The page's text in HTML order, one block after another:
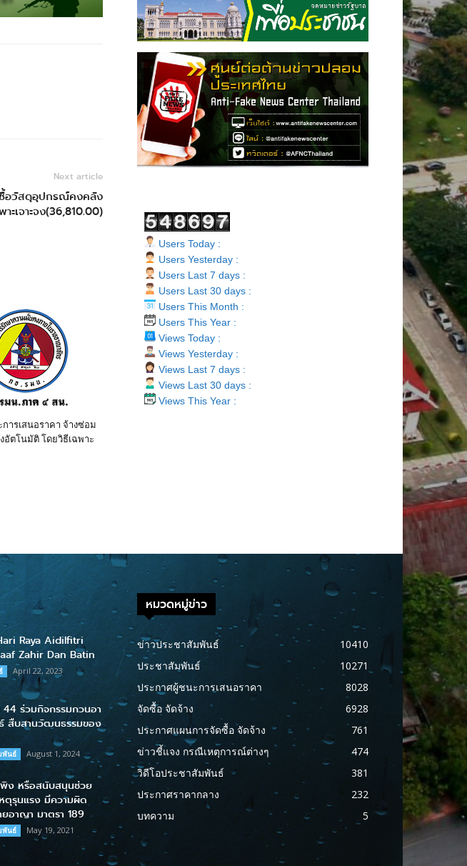
Next article
ซื้อวัสดุอุปกรณ์คงคลัง
าะเจาะจง(36,810.00)
ารเสนอราคา จ้างซ่อม
อัตโนมัติ โดยวิธีเฉพาะ
Users Today :
Users Yesterday :
Users Last 7 days :
Users Last 30 days :
Users This Month :
Users This Year :
Views Today :
Views Yesterday :
Views Last 7 days :
Views Last 30 days :
Views This Year :
Raya Aidilfitri
Zahir Dan Batin
April 22, 2023
44 ร่วมกิจกรรมกวนอา
สืบสานวัฒนธรรมของ
พันธ์ August 1, 2024
ง หรือสนับสนุนช่วย
ตุรุนแรง มีความผิด
อาญา มาตรา 189
พันธ์ May 19, 2021
หมวดหมู่ข่าว
ข่าวประชาสัมพันธ์
10410
ประชาสัมพันธ์
10271
ประกาศผู้ชนะการเสนอราคา
8028
จัดซื้อ จัดจ้าง
6928
ประกาศแผนการจัดซื้อ จัดจ้าง
761
ข่าวชี้แจง กรณีเหตุการณ์ต่างๆ
474
วิดีโอประชาสัมพันธ์
381
ประกาศราคากลาง
232
บทความ
5